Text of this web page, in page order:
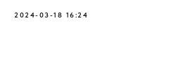
2024-03-18 16:24